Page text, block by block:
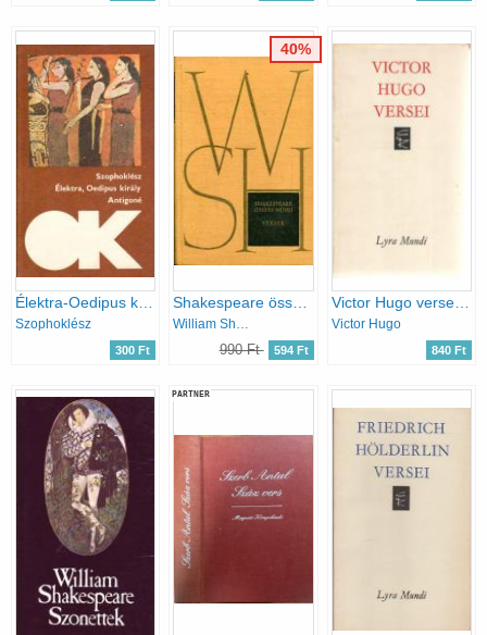
Szophoklész
300 Ft
William Shakespeare
990 Ft 594 Ft
40%
Victor Hugo versei (Lyra Mundi)
Victor Hugo
840 Ft
PARTNER